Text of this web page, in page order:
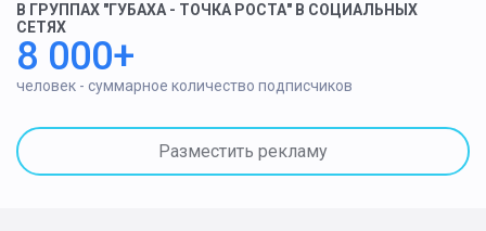
В ГРУППАХ "ГУБАХА - ТОЧКА РОСТА" В СОЦИАЛЬНЫХ
СЕТЯХ
8 000+
человек - суммарное количество подписчиков
Разместить рекламу